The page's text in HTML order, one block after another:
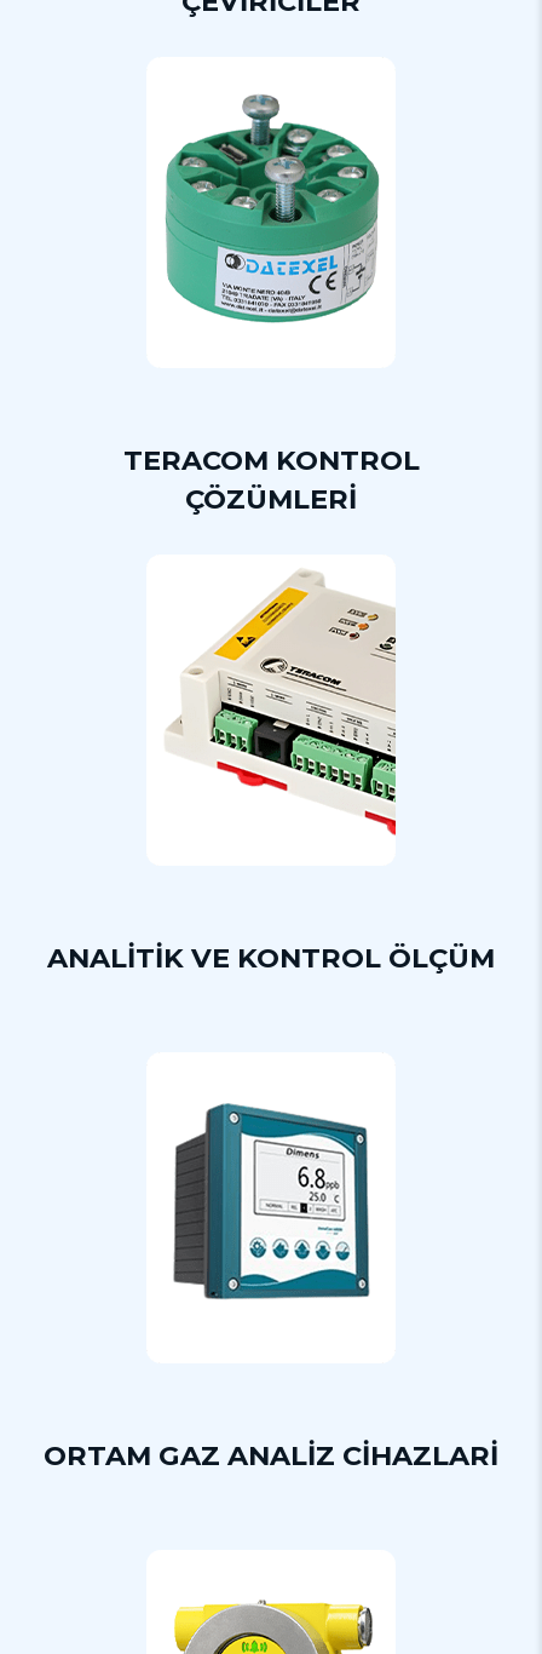
TERACOM KONTROL
ÇÖZÜMLERİ
ANALİTİK VE KONTROL ÖLÇÜM
ORTAM GAZ ANALİZ CİHAZLARİ